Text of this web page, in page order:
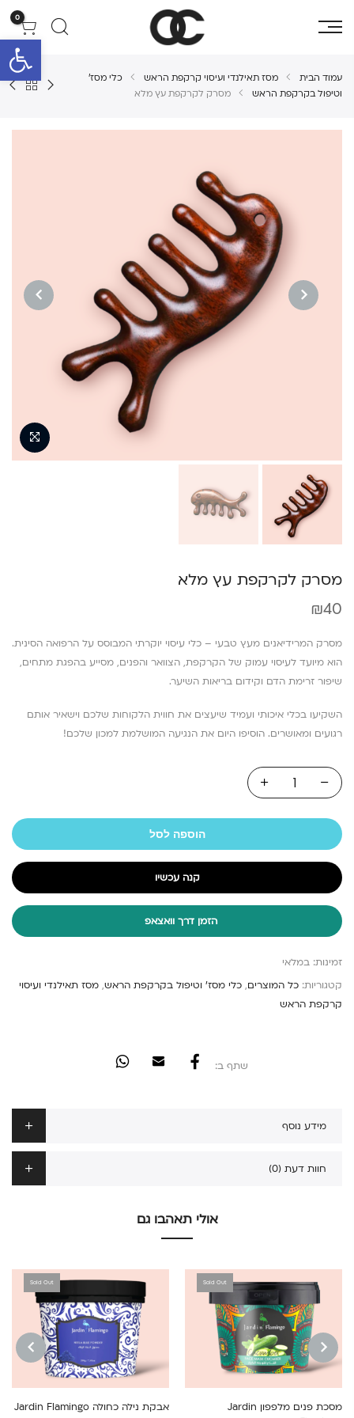
פתח
0
עמוד הבית מסז תאילנדי ועיסוי קרקפת הראש
כלי מסז'
וטיפול בקרקפת הראש
מסרק לקרקפת עץ מלא
מסרק לקרקפת עץ מלא
₪40
מסרק המרידיאנים מעץ טבעי – כלי עיסוי יוקרתי המבוסס על הרפואה הסינית.
הוא מיועד לעיסוי עמוק של הקרקפת, הצוואר והפנים, מסייע בהפגת מתחים,
שיפור זרימת הדם וקידום בריאות השיער.
השקיעו בכלי איכותי ועמיד שיעצים את חווית הלקוחות שלכם וישאיר אותם
רגועים ומאושרים. הוסיפו היום את הנגיעה המושלמת למכון שלכם!
הוספה לסל
קנה עכשיו
הזמן דרך וואצאפ
זמינות: במלאי
קטגוריות: כל המוצרים, כלי מסז' וטיפול בקרקפת הראש, מסז תאילנדי ועיסוי
קרקפת הראש
שתף ב:
מידע נוסף
חוות דעת (0)
אולי תאהבו גם
PREVIOUS
Sold Out
מסכת פנים מלפפון Jardin
Sold Out
אבקת נילה כחולה Jardin Flamingo
NEXT